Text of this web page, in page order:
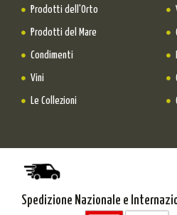
Prodotti dell'Orto
Prodotti del Mare
Condimenti
Vini
Le Collezioni
Spedizione Nazionale e